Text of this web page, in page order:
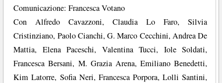
Comunicazione: Francesca Votano
Con Alfredo Cavazzoni, Claudia Lo Faro, Silvia
Cristinziano, Paolo Cianchi, G. Marco Cecchini, Andrea De
Mattia, Elena Paceschi, Valentina Tucci, Iole Soldati,
Francesca Bersani, M. Grazia Arena, Emiliano Benedetti,
Kim Latorre, Sofia Neri, Francesca Porpora, Lolli Santini,